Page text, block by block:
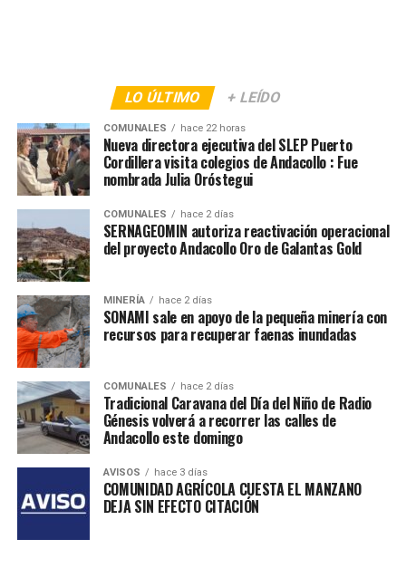
LO ÚLTIMO + LEÍDO
COMUNALES hace 22 horas
Nueva directora ejecutiva del SLEP Puerto
Cordillera visita colegios de Andacollo : Fue
nombrada Julia Oróstegui
COMUNALES hace 2 días
SERNAGEOMIN autoriza reactivación operacional
del proyecto Andacollo Oro de Galantas Gold
MINERÍA hace 2 días
SONAMI sale en apoyo de la pequeña minería con
recursos para recuperar faenas inundadas
COMUNALES hace 2 días
Tradicional Caravana del Día del Niño de Radio
Génesis volverá a recorrer las calles de
Andacollo este domingo
AVISOS hace 3 días
COMUNIDAD AGRÍCOLA CUESTA EL MANZANO
DEJA SIN EFECTO CITACIÓN